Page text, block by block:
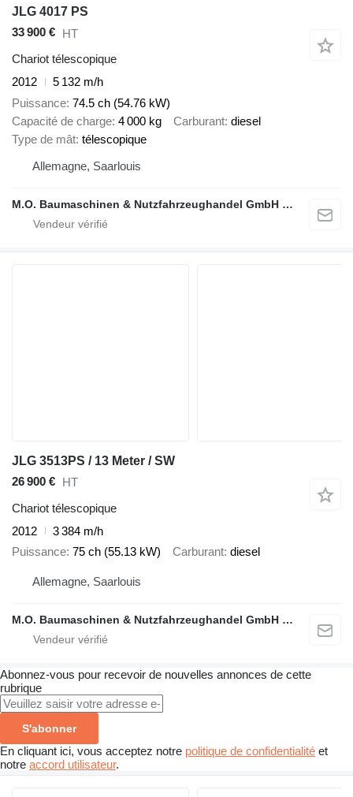
JLG 4017 PS
33 900 € HT
Chariot télescopique
2012
5 132 m/h
Puissance 74.5 ch (54.76 kW)
Capacité de charge 4 000 kg Carburant diesel
Type de mât télescopique
Allemagne, Saarlouis
M.O. Baumaschinen & Nutzfahrzeughandel GmbH & CO.
JLG 3513PS / 13 Meter / SW
26 900 € HT
Chariot télescopique
2012
3 384 m/h
Puissance 75 ch (55.13 kW) Carburant diesel
Allemagne, Saarlouis
M.O. Baumaschinen & Nutzfahrzeughandel GmbH & CO.
Abonnez-vous pour recevoir de nouvelles annonces de cette
rubrique
S'abonner
En cliquant ici, vous acceptez notre politique de confidentialité et
notre accord utilisateur.